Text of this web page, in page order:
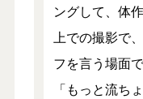
ングして、体
上での撮影で
フを言う場面
「もっと流ち